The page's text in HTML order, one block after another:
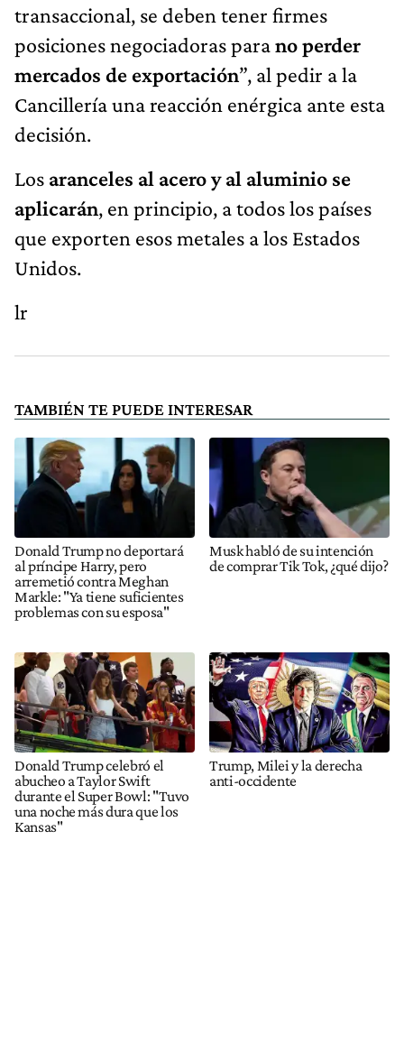
transaccional, se deben tener firmes
posiciones negociadoras parano perder
mercados de exportación”, al pedir a la
Cancillería una reacción enérgica ante esta
decisión.
Los aranceles al acero y al aluminio se
aplicarán, en principio, a todos los países
que exporten esos metales a los Estados
Unidos.
lr
TAMBIÉN TE PUEDE INTERESAR
Donald Trump no deportará
al príncipe Harry, pero
arremetió contra Meghan
Markle: "Ya tiene suficientes
problemas con su esposa"
Musk habló de su intención
de comprar Tik Tok, ¿qué dijo?
Donald Trump celebró el
abucheo a Taylor Swift
durante el Super Bowl: "Tuvo
una noche más dura que los
Kansas"
Trump, Milei y la derecha
anti-occidente